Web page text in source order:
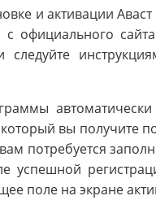
и активации
официального
следуйте
вы получите
потребуется
успешной
поле на экране